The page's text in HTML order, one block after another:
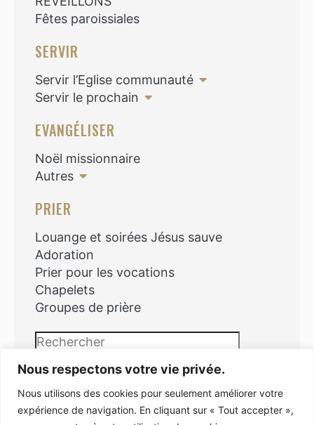
Nous respectons votre vie privée.
Nous utilisons des cookies pour seulement améliorer votre
expérience de navigation. En cliquant sur « Tout accepter »,
Fêtes paroissiales
SERVIR
Servir l’Eglise communauté
Servir le prochain
EVANGÉLISER
Noël missionnaire
Autres
PRIER
Louange et soirées Jésus sauve
Adoration
Prier pour les vocations
Chapelets
Groupes de prière